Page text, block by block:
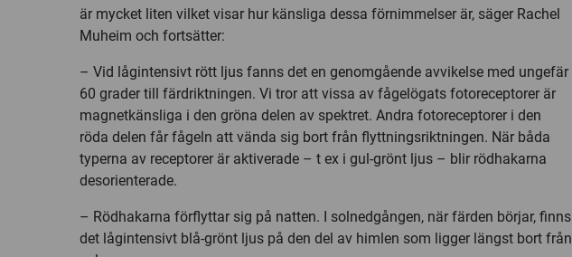
är mycket liten vilket visar hur känsliga dessa förnimmelser är, säger Rachel
Muheim och fortsätter:
– Vid lågintensivt rött ljus fanns det en genomgående avvikelse med ungefär
60 grader till färdriktningen. Vi tror att vissa av fågelögats fotoreceptorer är
magnetkänsliga i den gröna delen av spektret. Andra fotoreceptorer i den
röda delen får fågeln att vända sig bort från flyttningsriktningen. När båda
typerna av receptorer är aktiverade – t ex i gul-grönt ljus – blir rödhakarna
desorienterade.
– Rödhakarna förflyttar sig på natten. I solnedgången, när färden börjar, finns
det lågintensivt blå-grönt ljus på den del av himlen som ligger längst bort från